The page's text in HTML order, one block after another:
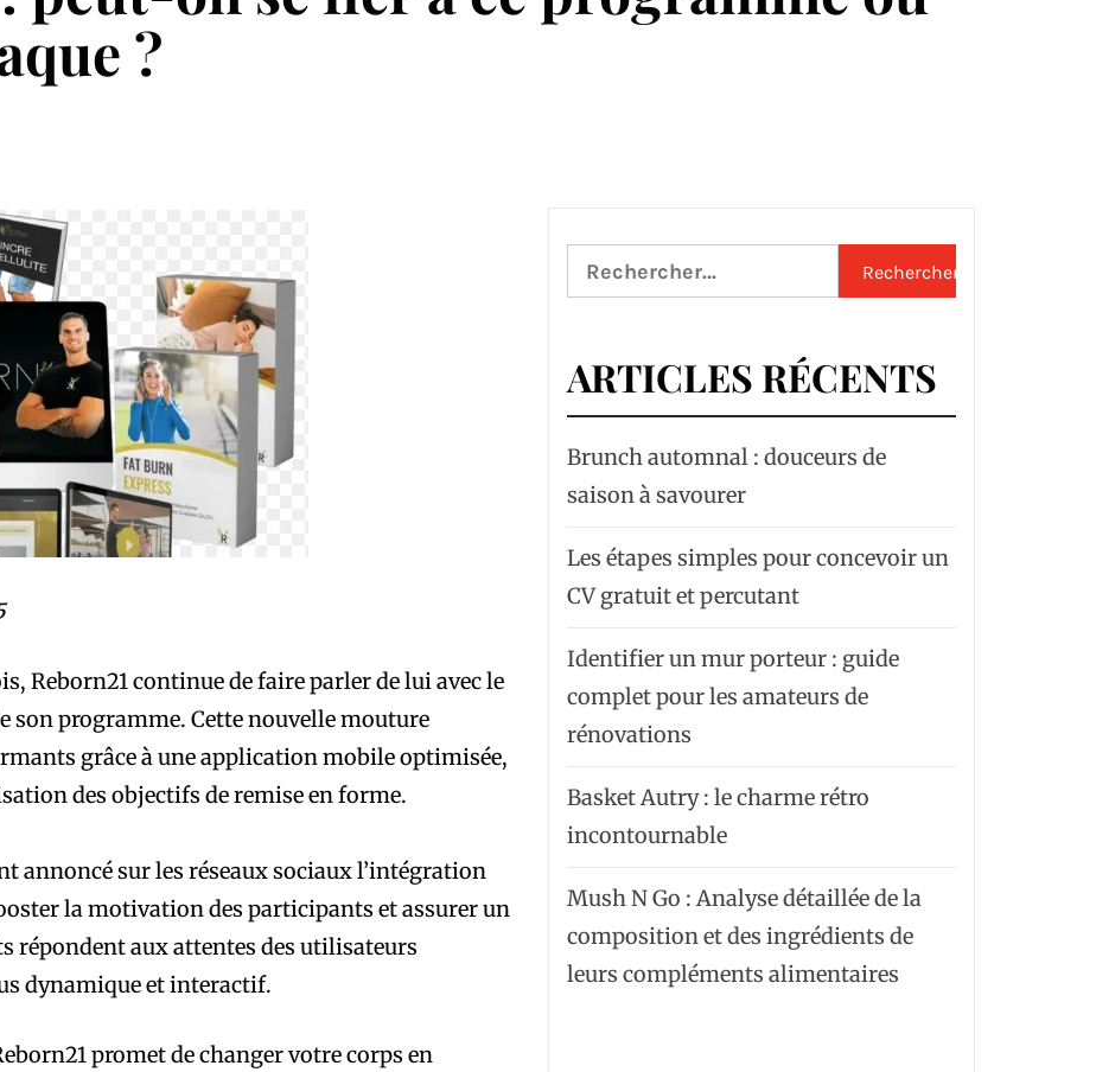
?
Reborn21 continue de faire parler de lui avec le
son programme. Cette nouvelle mouture
grâce à une application mobile optimisée,
des objectifs de remise en forme.
annoncé sur les réseaux sociaux l’intégration
la motivation des participants et assurer un
répondent aux attentes des utilisateurs
dynamique et interactif.
promet de changer votre corps en
Rechercher :
ARTICLES RÉCENTS
Brunch automnal : douceurs de
saison à savourer
Les étapes simples pour concevoir un
CV gratuit et percutant
Identifier un mur porteur : guide
complet pour les amateurs de
rénovations
Basket Autry : le charme rétro
incontournable
Mush N Go : Analyse détaillée de la
composition et des ingrédients de
leurs compléments alimentaires